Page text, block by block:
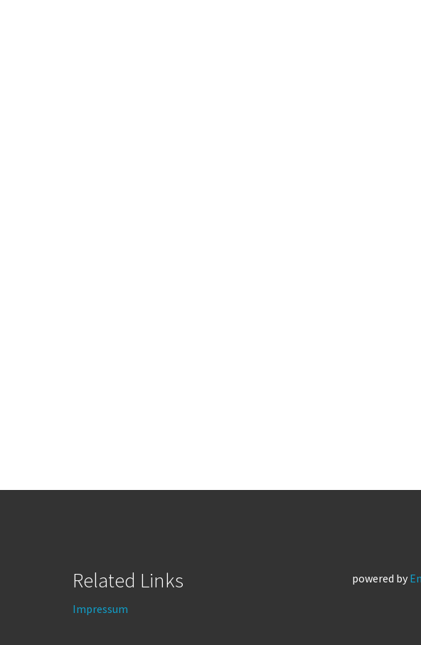
Related Links
Impressum
powered by